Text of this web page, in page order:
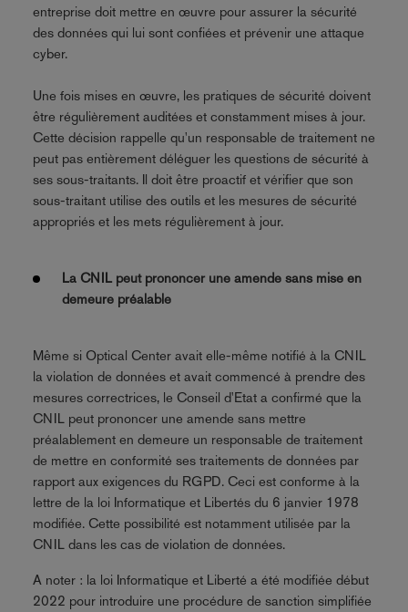
entreprise doit mettre en œuvre pour assurer la sécurité
des données qui lui sont confiées et prévenir une attaque
cyber.
Une fois mises en œuvre, les pratiques de sécurité doivent
être régulièrement auditées et constamment mises à jour.
Cette décision rappelle qu'un responsable de traitement ne
peut pas entièrement déléguer les questions de sécurité à
ses sous-traitants. Il doit être proactif et vérifier que son
sous-traitant utilise des outils et les mesures de sécurité
appropriés et les mets régulièrement à jour.
La CNIL peut prononcer une amende sans mise en
demeure préalable
Même si Optical Center avait elle-même notifié à la CNIL
la violation de données et avait commencé à prendre des
mesures correctrices, le Conseil d'Etat a confirmé que la
CNIL peut prononcer une amende sans mettre
préalablement en demeure un responsable de traitement
de mettre en conformité ses traitements de données par
rapport aux exigences du RGPD. Ceci est conforme à la
lettre de la loi Informatique et Libertés du 6 janvier 1978
modifiée. Cette possibilité est notamment utilisée par la
CNIL dans les cas de violation de données.
A noter : la loi Informatique et Liberté a été modifiée début
2022 pour introduire une procédure de sanction simplifiée